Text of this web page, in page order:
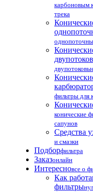
карбоновым
трека
фильтры для
конические
сапунов
Средства
и смазки
Подборфильтра
Заказонлайн
Интересновсе о
Как
фильтры